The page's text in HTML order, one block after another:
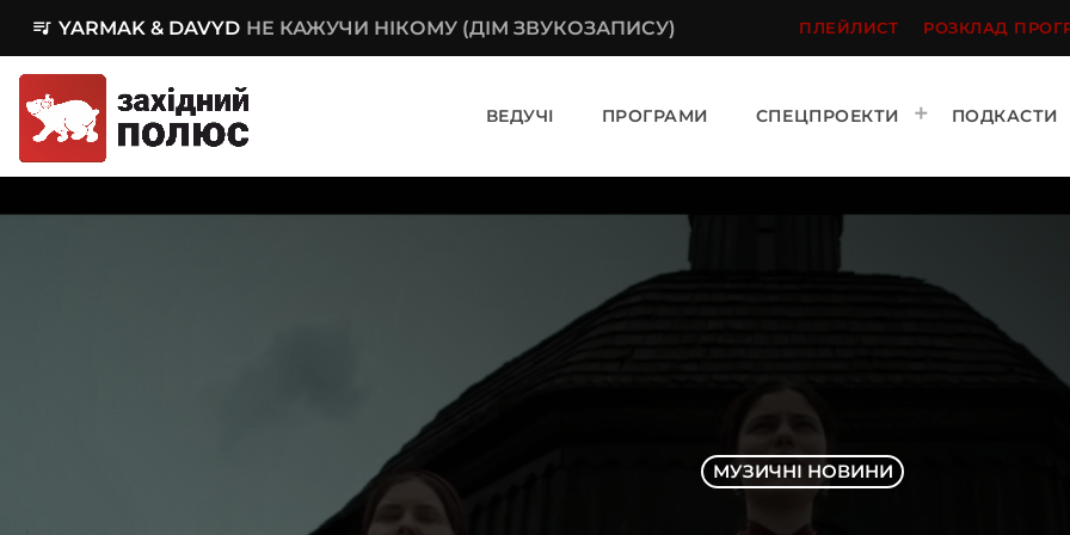
queue_music YARMAK & DAVYD НЕ КАЖУЧИ НІКОМУ (ДІМ ЗВУКОЗАПИСУ) ПЛЕЙЛИСТ РОЗКЛАД
ВЕДУЧІ ПРОГРАМИ СПЕЦПРОЕКТИ ПОДКАСТИ
МУЗИЧНІ НОВИНИ